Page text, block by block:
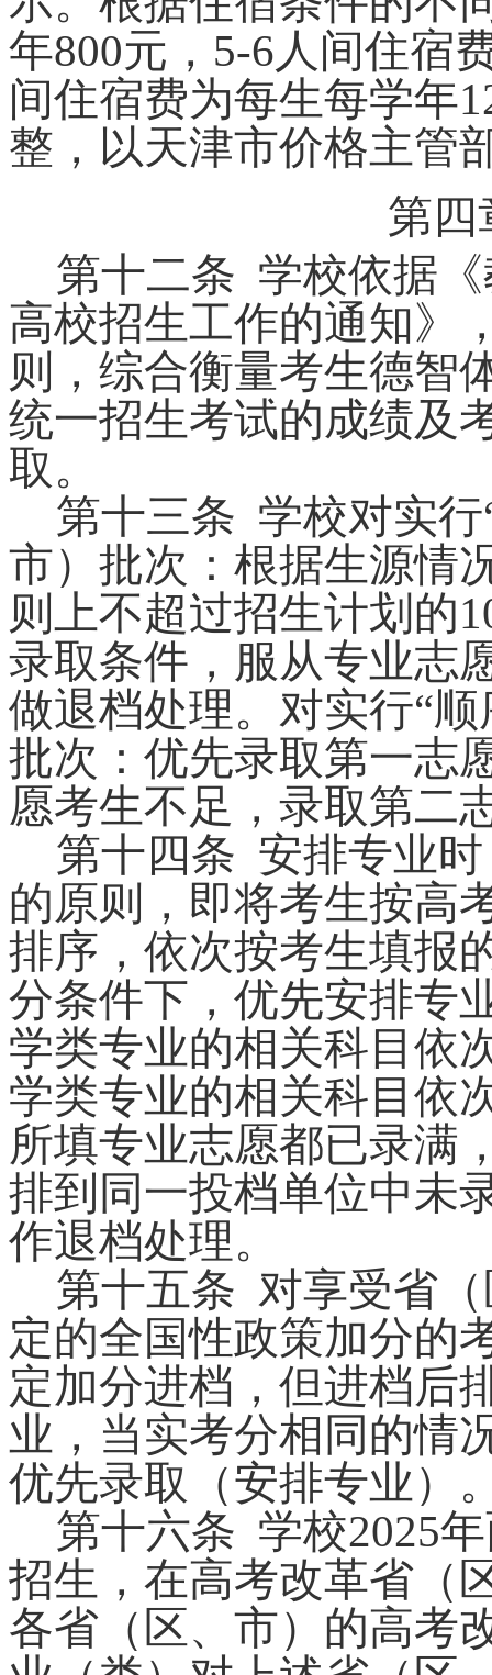
年800元， 5-6人间住宿
间住宿费为每生每学年
整，以天津市价格主管
第四
第十二条 学校依据
高校招生工作的通知》
则，综合衡量考生德智
统一招生考试的成绩及
取。
第十三条 学校对实行
市）批次：根据生源情
则上不超过招生计划的
录取条件，服从专业志
做退档处理。 对实行“
批次：优先录取第一志
愿考生不足，录取第二
第十四条 安排专业
的原则，即将考生按高
排序，依次按考生填报
分条件下，优先安排专
学类专业的相关科目依
学类专业的相关科目依
所填专业志愿都已录满
排到 同一投档单位中未
作退档处理。
第十五条 对享受省（
定的全国性政策加分的
定加分进档，但进档后
业，当实考分相同的情
优先录取（安排专业）
第十六条 学校2025
招生，在高考改革省（
各省（ 区、市）的高考